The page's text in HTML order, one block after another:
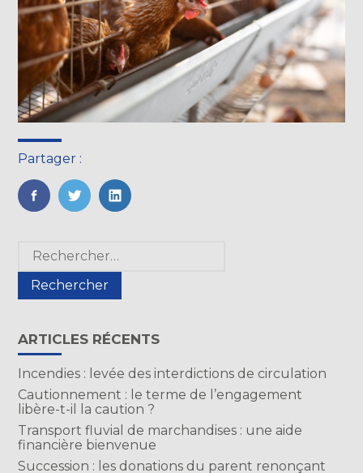
Partager :
FaceBook
TwitterLinkedIn
Blog
sidebar
Rechercher :
ARTICLES RÉCENTS
Incendies : levée des interdictions de circulation
Cautionnement : le terme de l’engagement
libère-t-il la caution ?
Transport fluvial de marchandises : une aide
financière bienvenue
Succession : les donations du parent renonçant